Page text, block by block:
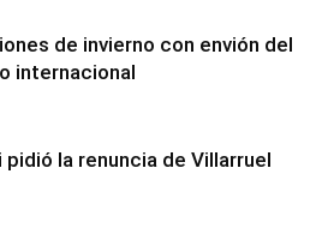
de invierno con envión del
internacional
pidió la renuncia de Villarruel